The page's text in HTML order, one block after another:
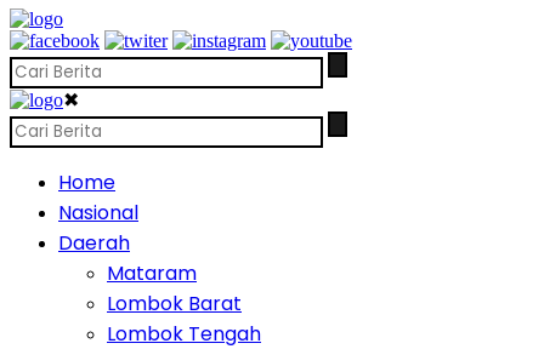
✖
Home
Nasional
Daerah
Mataram
Lombok Barat
Lombok Tengah